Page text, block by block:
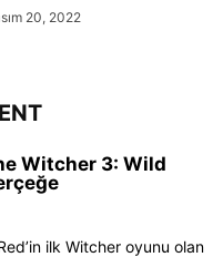
20, 2022
Witcher 3: Wild
ilk Witcher oyunu olan